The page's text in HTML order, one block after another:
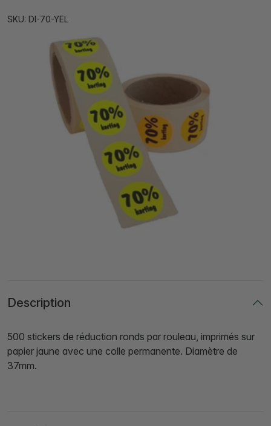
SKU: DI-70-YEL
Description
500 stickers de réduction ronds par rouleau, imprimés sur
papier jaune avec une colle permanente. Diamètre de
37mm.